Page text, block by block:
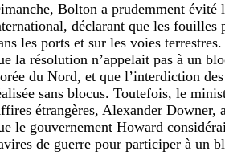
Bolton a prudemment évité
déclarant que les fouilles
les ports et sur les voies
la résolution n’appelait pas à un
du Nord, et que l’interdiction
sans blocus. Toutefois, le
étrangères, Alexander Downer,
le gouvernement Howard
de guerre pour participer à un